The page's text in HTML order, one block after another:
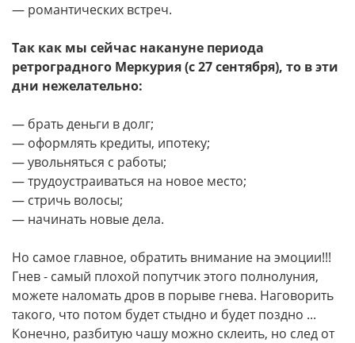
— романтических встреч.
Так как мы сейчас накануне периода
ретроградного Меркурия (с 27 сентября), то в эти
дни нежелательно:
— брать деньги в долг;
— оформлять кредиты, ипотеку;
— увольняться с работы;
— трудоустраиваться на новое место;
— стричь волосы;
— начинать новые дела.
Но самое главное, обратить внимание на эмоции!!!
Гнев - самый плохой попутчик этого полнолуния,
можете наломать дров в порыве гнева. Наговорить
такого, что потом будет стыдно и будет поздно ...
Конечно, разбитую чашу можно склеить, но след от